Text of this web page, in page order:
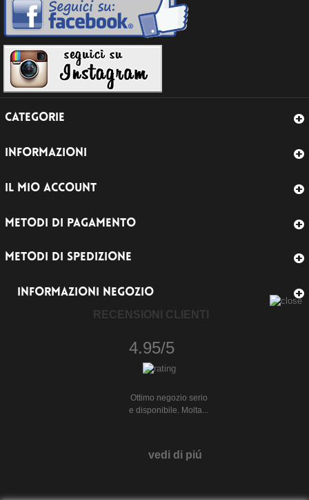
CATEGORIE
INFORMAZIONI
IL MIO ACCOUNT
METODI DI PAGAMENTO
METODI DI SPEDIZIONE
INFORMAZIONI NEGOZIO
RECENSIONI CLIENTI
4.95/5
Ottimo negozio serio
e disponibile. Molta...
vedi di piú